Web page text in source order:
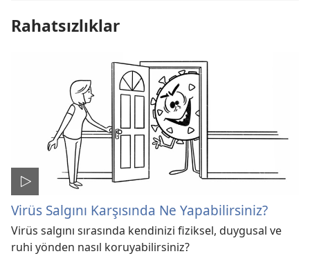
Rahatsızlıklar
Virüs Salgını Karşısında Ne Yapabilirsiniz?
Virüs salgını sırasında kendinizi fiziksel, duygusal ve
ruhi yönden nasıl koruyabilirsiniz?